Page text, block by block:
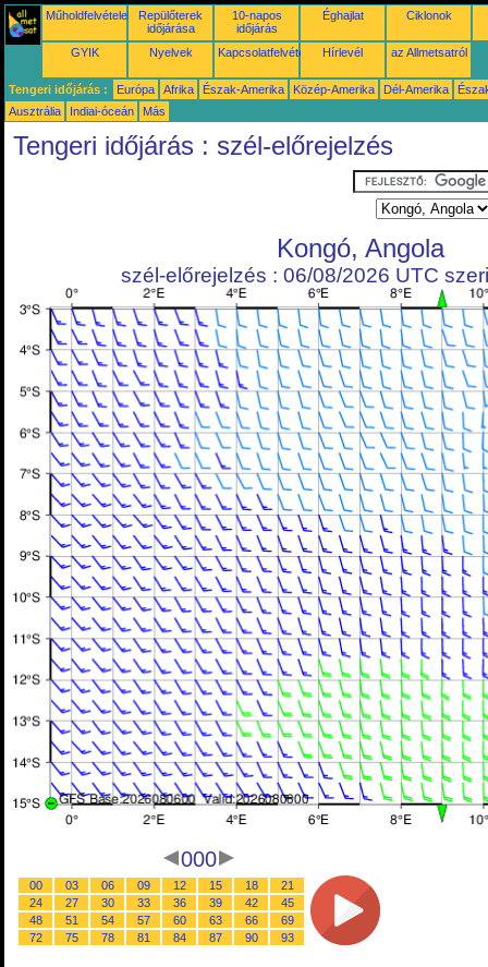
Műholdfelvételek
Repülőterek
időjárása
10-napos
időjárás
Éghajlat Ciklonok
GYIK Nyelvek Kapcsolatfelvétel Hírlevél az Allmetsatról
Tengeri időjárás : Európa Afrika Észak-Amerika Közép-Amerika Dél-Amerika
Ausztrália
Indiai-óceán Más
Tengeri időjárás : szél-előrejelzés
Kongó, Angola
szél-előrejelzés : 06/08/2026 UTC
000
00 03 06 09 12 15 18
21
24
27 30 33 36 39 42
45
48
51 54 57 60 63 66
69
72
75 78 81 84 87 90 93